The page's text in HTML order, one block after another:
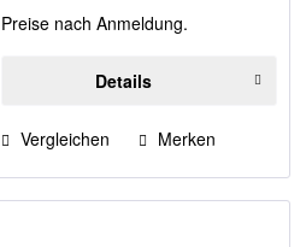
Preise nach Anmeldung.
Details
Vergleichen Merken